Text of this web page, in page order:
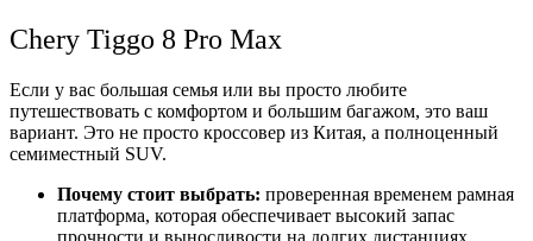
Chery Tiggo 8 Pro Max
Если у вас большая семья или вы просто любите
путешествовать с комфортом и большим багажом, это ваш
вариант. Это не просто кроссовер из Китая, а полноценный
семиместный SUV.
Почему стоит выбрать: проверенная временем рамная
платформа, которая обеспечивает высокий запас
прочности и выносливости на долгих дистанциях.